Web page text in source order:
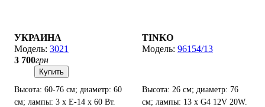
УКРАИНА
3021
3 700грн
Купить
Высота: 60-76 см; диаметр: 60
см; лампы: 3 х Е-14 х 60 Вт.
TINKO
96154/13
Высота: 26 см; диаметр: 76
см; лампы: 13 х G4 12V 20W.